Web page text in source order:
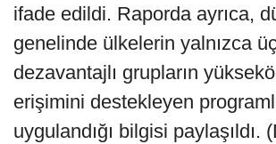
ifade edildi. Raporda ayrıca,
genelinde ülkelerin yalnızca
dezavantajlı grupların
erişimini destekleyen
uygulandığı bilgisi paylaşıldı.